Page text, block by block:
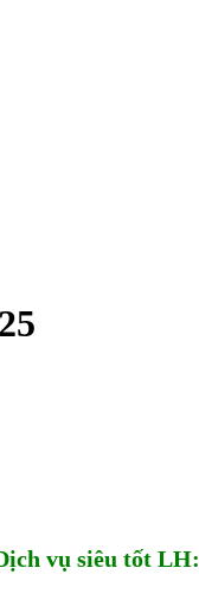
vụ siêu tốt LH: